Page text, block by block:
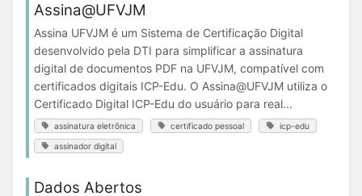
Assina@UFVJM
Assina UFVJM é um Sistema de Certificação Digital
desenvolvido pela DTI para simplificar a assinatura
digital de documentos PDF na UFVJM, compatível com
certificados digitais ICP-Edu. O Assina@UFVJM utiliza o
Certificado Digital ICP-Edu do usuário para real...
assinatura eletrônica certificado pessoal icp-edu
assinador digital
Dados Abertos